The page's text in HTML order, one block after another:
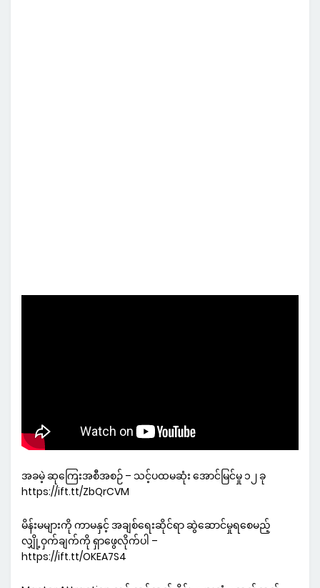
အခမဲ့ ဆုကြေးအစီအစဉ် – သင့်ပထမဆုံး အောင်မြင်မှု ၁၂ ခု
https://ift.tt/ZbQrCVM
မိန်းမများကို ကာမနှင့် အချစ်ရေးဆိုင်ရာ ဆွဲဆောင်မှုရစေမည့်
လျှို့ဝှက်ချက်ကို ရှာဖွေလိုက်ပါ –
https://ift.tt/OKEA7S4